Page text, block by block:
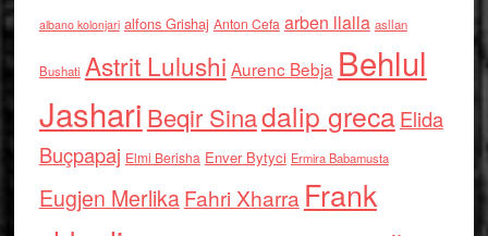
albano kolonjari alfons Grishaj Anton Cefa arben llalla asllan
Bushati Astrit Lulushi Aurenc Bebja Behlul
Jashari Beqir Sinadalip grecaElida
Buçpapaj Elmi Berisha Enver Bytyci Ermira Babamusta
Eugjen MerlikaFahri Xharra Frank